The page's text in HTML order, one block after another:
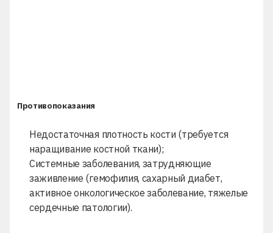
Противопоказания
Недостаточная плотность кости (требуется
наращивание костной ткани);
Системные заболевания, затрудняющие
заживление (гемофилия, сахарный диабет,
активное онкологическое заболевание, тяжелые
сердечные патологии).